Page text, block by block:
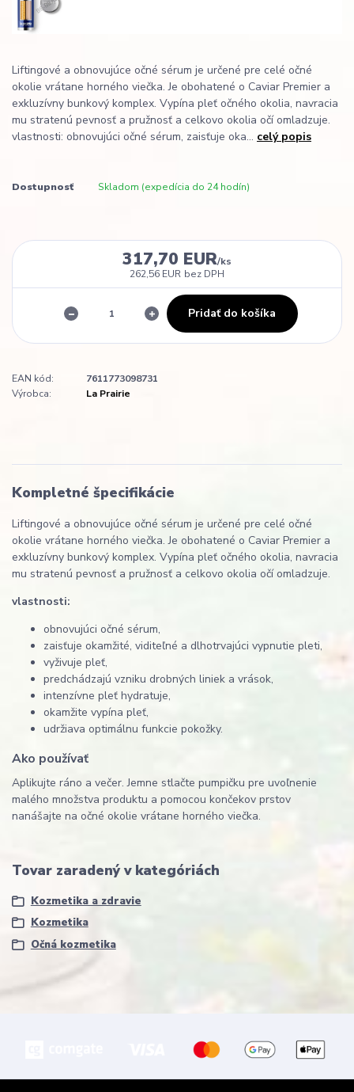
Liftingové a obnovujúce očné sérum je určené pre celé očné
okolie vrátane horného viečka. Je obohatené o Caviar Premier a
exkluzívny bunkový komplex. Vypína pleť očného okolia, navracia
mu stratenú pevnosť a pružnosť a celkovo okolia očí omladzuje.
vlastnosti: obnovujúci očné sérum, zaisťuje oka... celý popis
Dostupnosť Skladom (expedícia do 24 hodín)
317,70 EUR/ks
262,56 EUR bez DPH
Pridať do košíka
EAN kód:
7611773098731
Výrobca:
La Prairie
Kompletné špecifikácie
Liftingové a obnovujúce očné sérum je určené pre celé očné
okolie vrátane horného viečka. Je obohatené o Caviar Premier a
exkluzívny bunkový komplex. Vypína pleť očného okolia, navracia
mu stratenú pevnosť a pružnosť a celkovo okolia očí omladzuje.
vlastnosti:
obnovujúci očné sérum,
zaisťuje okamžité, viditeľné a dlhotrvajúci vypnutie pleti,
vyživuje pleť,
predchádzajú vzniku drobných liniek a vrások,
intenzívne pleť hydratuje,
okamžite vypína pleť,
udržiava optimálnu funkcie pokožky.
Ako používať
Aplikujte ráno a večer. Jemne stlačte pumpičku pre uvoľnenie
malého množstva produktu a pomocou končekov prstov
nanášajte na očné okolie vrátane horného viečka.
Tovar zaradený v kategóriách
Kozmetika a zdravie
Kozmetika
Očná kozmetika